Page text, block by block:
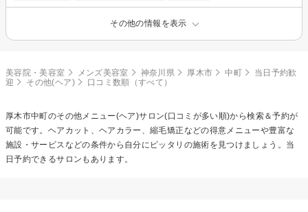
その他の情報を表示
美容院・美容室 メンズ美容室 神奈川県 厚木市 中町
当日予約歓
迎
その他(ヘア) 口コミ数順（すべて）
厚木市中町のその他メニュー(ヘア)サロン(口コミが多い順)から検索＆予約が
可能です。ヘアカット、ヘアカラー、縮毛矯正などの得意メニューや豊富な
施設・サービスなどの条件から自分にピッタリの施術を見つけましょう。当
日予約できるサロンもあります。